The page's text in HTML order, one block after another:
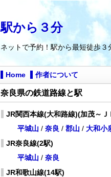
駅から３分
ネットで予約！駅から最短徒歩３
Home 作者について
奈良県の鉄道路線と駅
JR関西本線(大和路線)(加茂～Ｊ
平城山 / 奈良 / 郡山 / 大和小
JR奈良線(2駅)
平城山 / 奈良
JR和歌山線(14駅)